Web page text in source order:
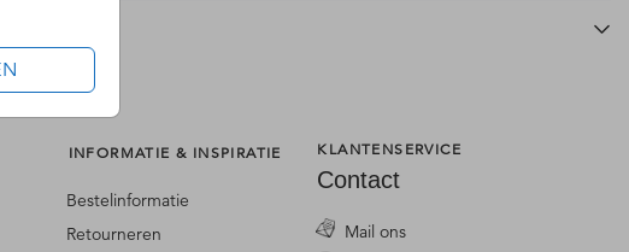
INFORMATIE & INSPIRATIE
Bestelinformatie
Retourneren
KLANTENSERVICE
Contact
Mail ons